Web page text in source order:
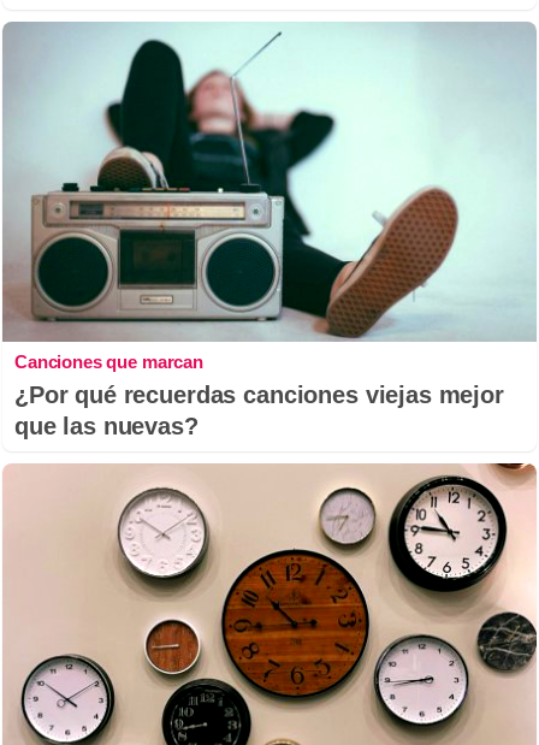
Canciones que marcan
¿Por qué recuerdas canciones viejas mejor
que las nuevas?